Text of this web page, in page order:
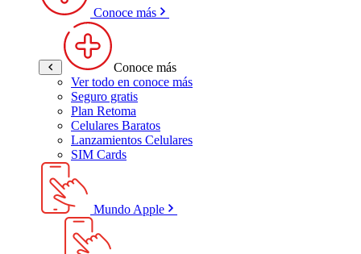
Conoce más
Conoce más
Ver todo en conoce más
Seguro gratis
Plan Retoma
Celulares Baratos
Lanzamientos Celulares
SIM Cards
Mundo Apple